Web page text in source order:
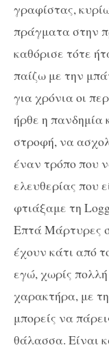
γραφίστας,
πράγματα στην
καθόρισε τότε
παίζω με την
για χρόνια οι
ήρθε η
στροφή, να
έναν τρόπο που
ελευθερίας που
φτιάξαμε τη
Επτά Μάρτυρες
έχουν κάτι από
εγώ, χωρίς
χαρακτήρα, με
μπορείς να
θάλασσα. Είναι